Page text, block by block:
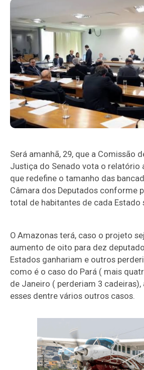
Será amanhã, 29, que a Comissão
Justiça do Senado vota o relatório
que redefine o tamanho das
Câmara dos Deputados conforme
total de habitantes de cada Estado
O Amazonas terá, caso o projeto
aumento de oito para dez
Estados ganhariam e outros
como é o caso do Pará ( mais
de Janeiro ( perderiam 3 cadeiras),
esses dentre vários outros casos.